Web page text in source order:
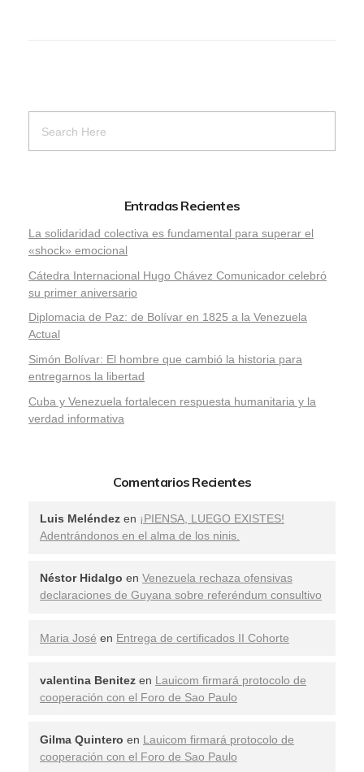
Entradas Recientes
La solidaridad colectiva es fundamental para superar el
«shock» emocional
Cátedra Internacional Hugo Chávez Comunicador celebró
su primer aniversario
Diplomacia de Paz: de Bolívar en 1825 a la Venezuela
Actual
Simón Bolívar: El hombre que cambió la historia para
entregarnos la libertad
​Cuba y Venezuela fortalecen respuesta humanitaria y la
verdad informativa
Comentarios Recientes
Luis Meléndez en ¡PIENSA, LUEGO EXISTES!
Adentrándonos en el alma de los ninis.
Néstor Hidalgo en Venezuela rechaza ofensivas
declaraciones de Guyana sobre referéndum consultivo
Maria José en Entrega de certificados II Cohorte
valentina Benitez en Lauicom firmará protocolo de
cooperación con el Foro de Sao Paulo
Gilma Quintero en Lauicom firmará protocolo de
cooperación con el Foro de Sao Paulo